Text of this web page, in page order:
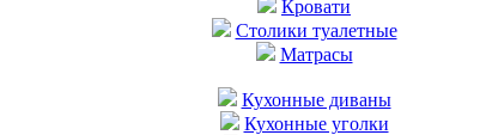
Кровати
Столики туалетные
Матрасы
Кухонные диваны
Кухонные уголки